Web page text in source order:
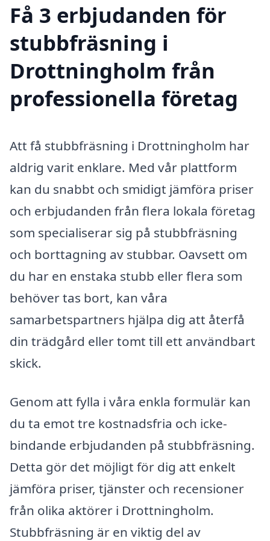
Få 3 erbjudanden för
stubbfräsning i
Drottningholm från
professionella företag
Att få stubbfräsning i Drottningholm har
aldrig varit enklare. Med vår plattform
kan du snabbt och smidigt jämföra priser
och erbjudanden från flera lokala företag
som specialiserar sig på stubbfräsning
och borttagning av stubbar. Oavsett om
du har en enstaka stubb eller flera som
behöver tas bort, kan våra
samarbetspartners hjälpa dig att återfå
din trädgård eller tomt till ett användbart
skick.
Genom att fylla i våra enkla formulär kan
du ta emot tre kostnadsfria och icke-
bindande erbjudanden på stubbfräsning.
Detta gör det möjligt för dig att enkelt
jämföra priser, tjänster och recensioner
från olika aktörer i Drottningholm.
Stubbfräsning är en viktig del av